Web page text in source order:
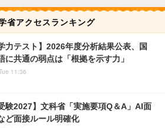
省アクセスランキング
力テスト】2026年度分析結果公表、国
に共通の弱点は「根拠を示す力」
11:36
験2027】文科省「実施要項Q＆A」AI面
ど面接ルール明確化